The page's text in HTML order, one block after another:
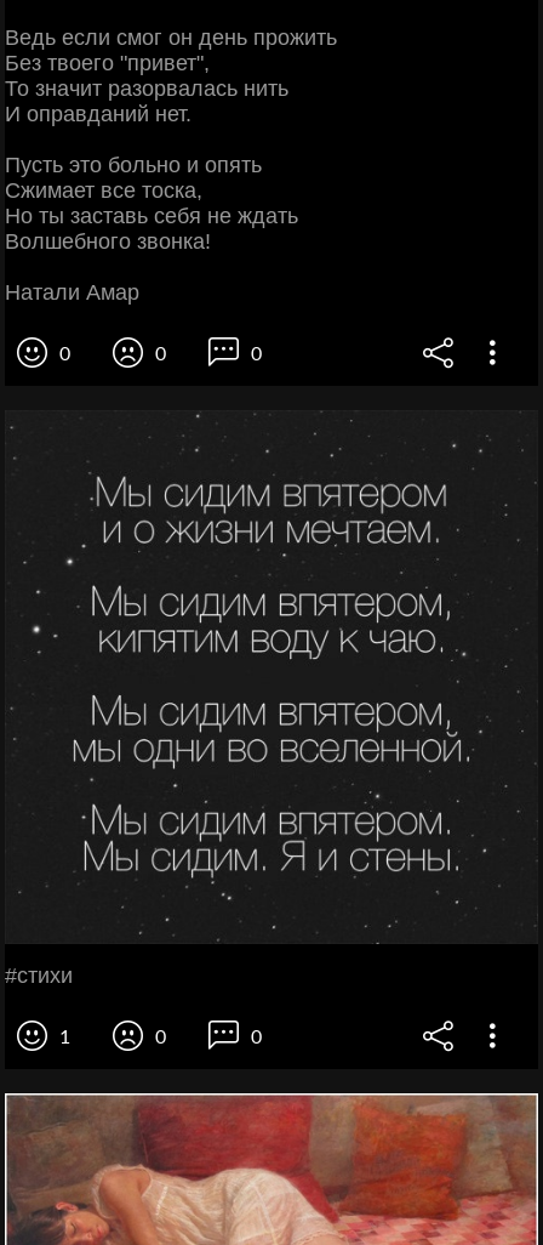
Ведь если смог он день прожить
Без твоего "привет",
То значит разорвалась нить
И оправданий нет.
Пусть это больно и опять
Сжимает все тоска,
Но ты заставь себя не ждать
Волшебного звонка!
Натали Амар
0 0 0
#стихи
1 0 0